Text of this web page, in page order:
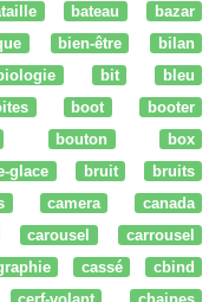
bateau
bazar
bien-être
bilan
bit
bleu
boot
booter
bouton
box
glace bruit
bruits
camera
canada
carousel
carrousel
cassé
cbind